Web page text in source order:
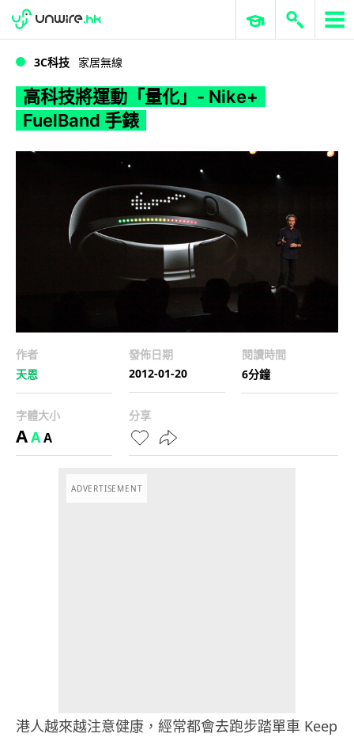
WWDC 2026 ERP 與商業 AI
3C科技 家居無線
高科技將運動「量化」- Nike+
FuelBand 手錶
作者
天恩
發佈日期
2012-01-20
閱讀時間
6分鐘
字體大小
AAA
分享
ADVERTISEMENT
港人越來越注意健康，經常都會去跑步踏單車 Keep